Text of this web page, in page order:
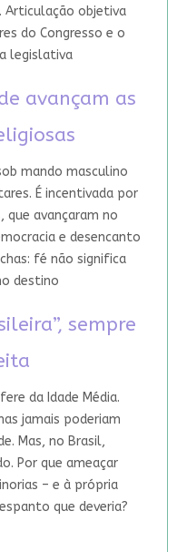
Articulação objetiva
do Congresso e o
legislativa
avançam as
mando masculino
É incentivada por
avançaram no
e desencanto
fé não significa
destino
sempre
da Idade Média.
jamais poderiam
Mas, no Brasil,
Por que ameaçar
– e à própria
que deveria?